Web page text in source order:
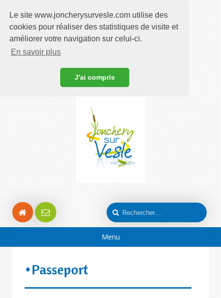
Le site www.joncherysurvesle.com utilise des
cookies pour réaliser des statistiques de visite et
améliorer votre navigation sur celui-ci.
En savoir plus
J'ai compris
Menu
Passeport